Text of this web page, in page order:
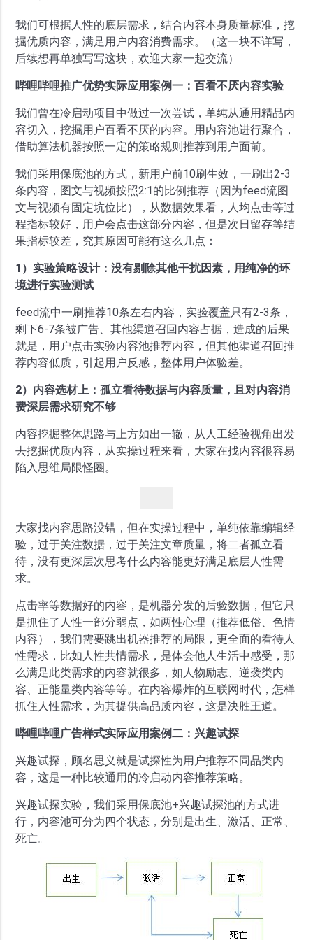
我们可根据人性的底层需求，结合内容本身质量标准，挖
掘优质内容，满足用户内容消费需求。（这一块不详写，
后续想再单独写写这块，欢迎大家一起交流）
哔哩哔哩推广优势实际应用案例一：百看不厌内容实验
我们曾在冷启动项目中做过一次尝试，单纯从通用精品内
容切入，挖掘用户百看不厌的内容。用内容池进行聚合，
借助算法机器按照一定的策略规则推荐到用户面前。
我们采用保底池的方式，新用户前10刷生效，一刷出2-3
条内容，图文与视频按照2:1的比例推荐（因为feed流图
文与视频有固定坑位比），从数据效果看，人均点击等过
程指标较好，用户会点击这部分内容，但是次日留存等结
果指标较差，究其原因可能有这么几点：
1）实验策略设计：没有剔除其他干扰因素，用纯净的环
境进行实验测试
feed流中一刷推荐10条左右内容，实验覆盖只有2-3条，
剩下6-7条被广告、其他渠道召回内容占据，造成的后果
就是，用户点击实验内容池推荐内容，但其他渠道召回推
荐内容低质，引起用户反感，整体用户体验差。
2）内容选材上：孤立看待数据与内容质量，且对内容消
费深层需求研究不够
内容挖掘整体思路与上方如出一辙，从人工经验视角出发
去挖掘优质内容，从实操过程来看，大家在找内容很容易
陷入思维局限怪圈。
大家找内容思路没错，但在实操过程中，单纯依靠编辑经
验，过于关注数据，过于关注文章质量，将二者孤立看
待，没有更深层次思考什么内容能更好满足底层人性需
求。
点击率等数据好的内容，是机器分发的后验数据，但它只
是抓住了人性一部分弱点，如两性心理（推荐低俗、色情
内容），我们需要跳出机器推荐的局限，更全面的看待人
性需求，比如人性共情需求，是体会他人生活中感受，那
么满足此类需求的内容就很多，如人物励志、逆袭类内
容、正能量类内容等等。在内容爆炸的互联网时代，怎样
抓住人性需求，为其提供高品质内容，这是决胜王道。
哔哩哔哩广告样式实际应用案例二：兴趣试探
兴趣试探，顾名思义就是试探性为用户推荐不同品类内
容，这是一种比较通用的冷启动内容推荐策略。
兴趣试探实验，我们采用保底池+兴趣试探池的方式进
行，内容池可分为四个状态，分别是出生、激活、正常、
死亡。